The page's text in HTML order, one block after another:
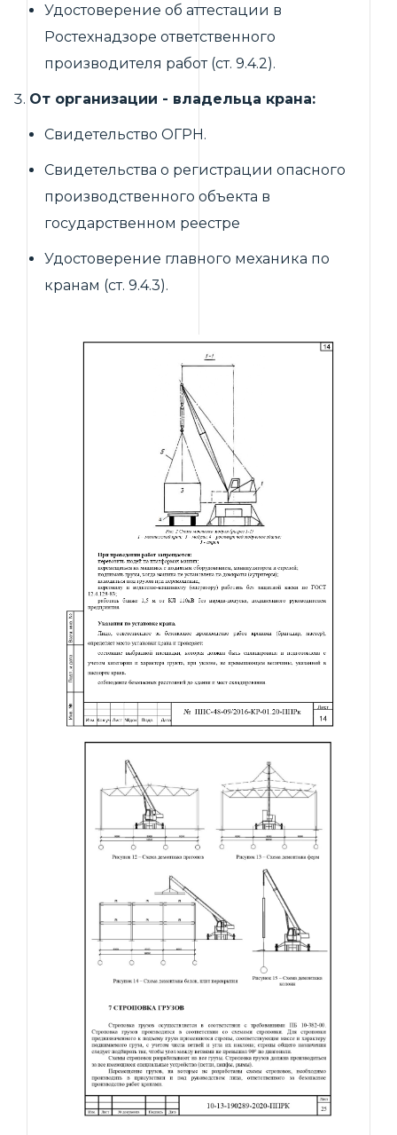
Удостоверение об аттестации в
Ростехнадзоре ответственного
производителя работ (ст. 9.4.2).
От организации - владельца крана:
Свидетельство ОГРН.
Свидетельства о регистрации опасного
производственного объекта в
государственном реестре
Удостоверение главного механика по
кранам (ст. 9.4.3).